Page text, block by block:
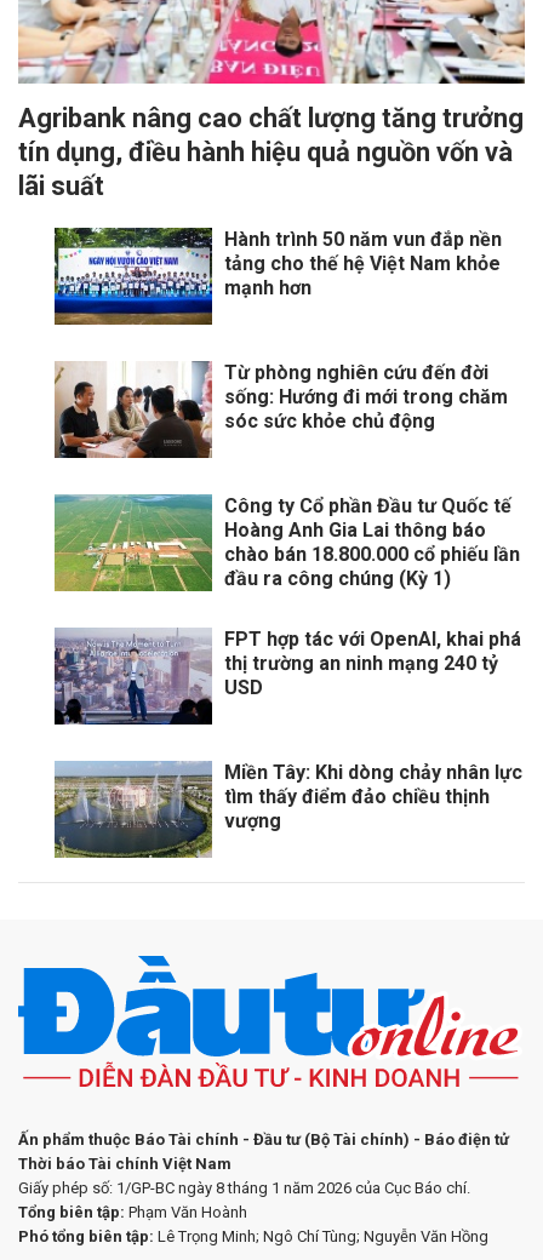
Agribank nâng cao chất lượng tăng trưởng
tín dụng, điều hành hiệu quả nguồn vốn và
lãi suất
Hành trình 50 năm vun đắp nền
tảng cho thế hệ Việt Nam khỏe
mạnh hơn
Từ phòng nghiên cứu đến đời
sống: Hướng đi mới trong chăm
sóc sức khỏe chủ động
Công ty Cổ phần Đầu tư Quốc tế
Hoàng Anh Gia Lai thông báo
chào bán 18.800.000 cổ phiếu lần
đầu ra công chúng (Kỳ 1)
FPT hợp tác với OpenAI, khai phá
thị trường an ninh mạng 240 tỷ
USD
Miền Tây: Khi dòng chảy nhân lực
tìm thấy điểm đảo chiều thịnh
vượng
Ấn phẩm thuộc Báo Tài chính - Đầu tư (Bộ Tài chính) - Báo điện tử
Thời báo Tài chính Việt Nam
Giấy phép số: 1/GP-BC ngày 8 tháng 1 năm 2026 của Cục Báo chí.
Tổng biên tập: Phạm Văn Hoành
Phó tổng biên tập: Lê Trọng Minh; Ngô Chí Tùng; Nguyễn Văn Hồng